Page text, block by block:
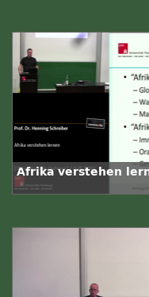
Afrika verstehen